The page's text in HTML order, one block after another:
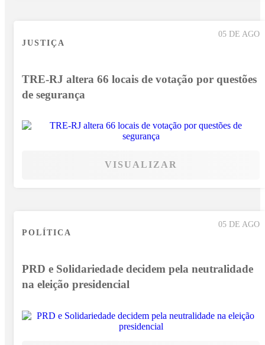
05 DE AGO
JUSTIÇA
TRE-RJ altera 66 locais de votação por questões
de segurança
VISUALIZAR
05 DE AGO
POLÍTICA
PRD e Solidariedade decidem pela neutralidade
na eleição presidencial